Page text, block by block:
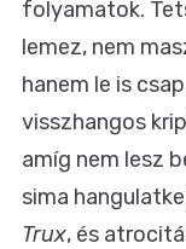
folyamatok.
lemez, nem
hanem le is
visszhangos
amíg nem lesz
sima
Trux, és